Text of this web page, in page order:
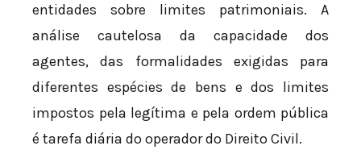
entidades sobre limites patrimoniais. A
análise cautelosa da capacidade dos
agentes, das formalidades exigidas para
diferentes espécies de bens e dos limites
impostos pela legítima e pela ordem pública
é tarefa diária do operador do Direito Civil.